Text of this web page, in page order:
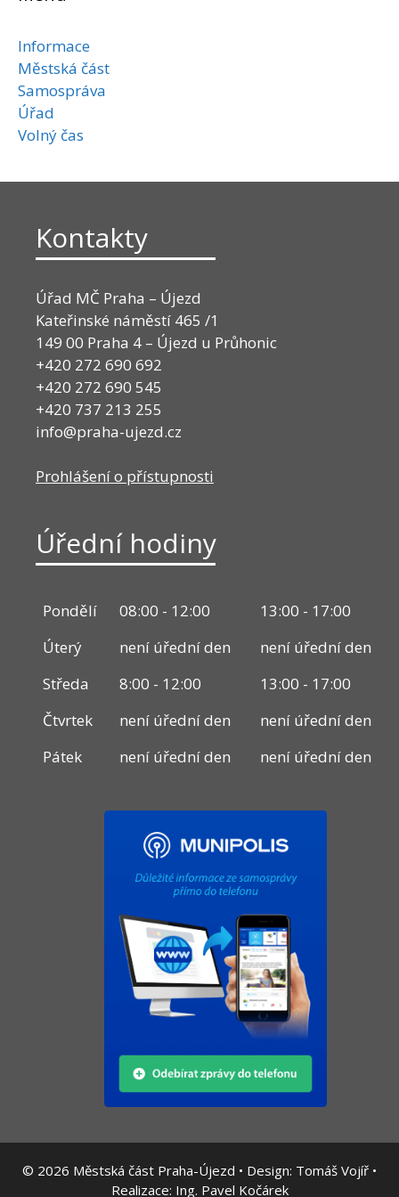
Informace
Městská část
Samospráva
Úřad
Volný čas
Kontakty
Úřad MČ Praha – Újezd
Kateřinské náměstí 465 /1
149 00 Praha 4 – Újezd u Průhonic
+420 272 690 692
+420 272 690 545
+420 737 213 255
info@praha-ujezd.cz
Prohlášení o přístupnosti
Úřední hodiny
Pondělí 08:00 - 12:00
13:00 - 17:00
Úterý
není úřední den
není úřední den
Středa
8:00 - 12:00
13:00 - 17:00
Čtvrtek
není úřední den
není úřední den
Pátek
není úřední den není úřední den
© 2026 Městská část Praha-Újezd • Design: Tomáš Vojíř •
Realizace: Ing. Pavel Kočárek